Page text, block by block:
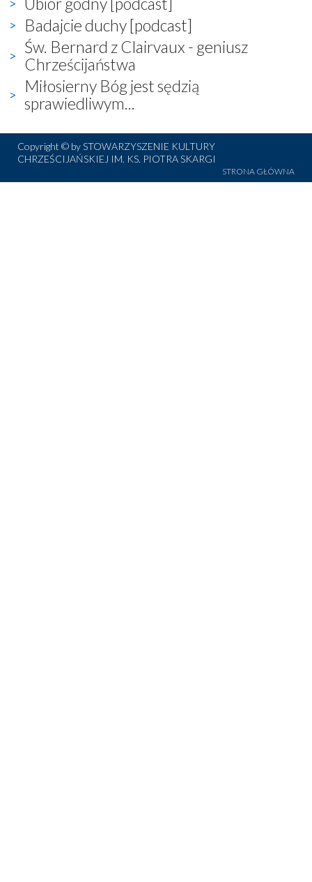
Badajcie duchy [podcast]
Św. Bernard z Clairvaux - geniusz
Chrześcijaństwa
Miłosierny Bóg jest sędzią
sprawiedliwym...
Copyright © by STOWARZYSZENIE KULTURY
CHRZEŚCIJAŃSKIEJ IM. KS. PIOTRA SKARGI
STRONA GŁÓWNA